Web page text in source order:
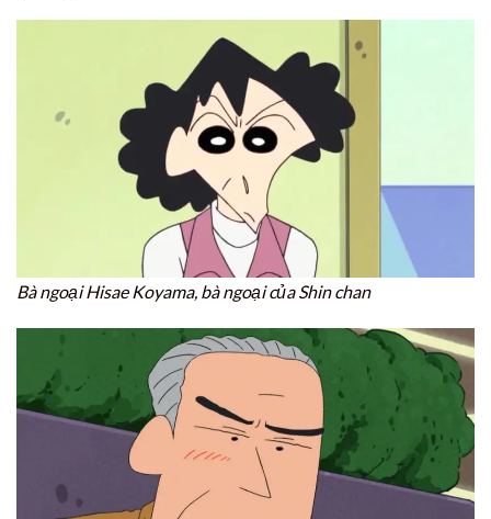
Bà ngoại Hisae Koyama, bà ngoại của Shin chan